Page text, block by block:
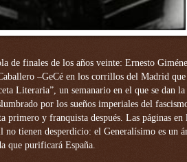
de finales de los años veinte: Ernesto
–GeCé en los corrillos del Madrid que
Literaria”, un semanario en el que se dan la
por los sueños imperiales del
y franquista después. Las páginas en
tienen desperdicio: el Generalísimo es un
que purificará España.